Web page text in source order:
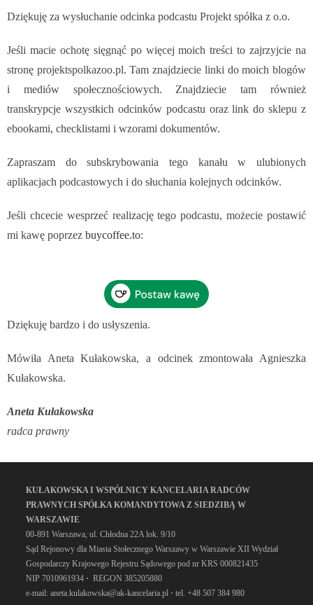
Dziękuję za wysłuchanie odcinka podcastu Projekt spółka z o.o.
Jeśli macie ochotę sięgnąć po więcej moich treści to zajrzyjcie na
stronę projektspolkazoo.pl. Tam znajdziecie linki do moich blogów
i mediów społecznościowych. Znajdziecie tam również
transkrypcje wszystkich odcinków podcastu oraz link do sklepu z
ebookami, checklistami i wzorami dokumentów.
Zapraszam do subskrybowania tego kanału w ulubionych
aplikacjach podcastowych i do słuchania kolejnych odcinków.
Jeśli chcecie wesprzeć realizację tego podcastu, możecie postawić
mi kawę poprzez buycoffee.to:
Dziękuję bardzo i do usłyszenia.
Mówiła Aneta Kułakowska, a odcinek zmontowała Agnieszka
Kułakowska.
Aneta Kułakowska
radca prawny
KUŁAKOWSKA I WSPÓLNICY KANCELARIA RADCÓW
PRAWNYCH SPÓŁKA KOMANDYTOWA Z SIEDZIBĄ W
WARSZAWIE
00-891 Warszawa, ul. Chłodna 22A lok. 9/10
Sąd Rejonowy dla Miasta Stołecznego Warszawy w Warszawie XII Wydział
Gospodarczy Krajowego Rejestru Sądowego pod nr KRS 000821435
NIP 7010961934 · REGON 385205880
e-mail: aneta.kulakowska@ak-kancelaria.pl · tel. +48 507 384 980